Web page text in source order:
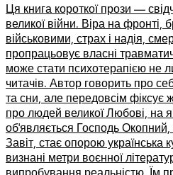
Ця книга короткої прози —
великої війни. Віра на фронті,
військовими, страх і надія,
пропрацьовує власні
може стати психотерапією не
читачів. Автор говорить про
та сни, але передовсім фіксує
про людей великої Любові, на
обʼявляється Господь
Завіт, стає опорою українська
визнані метри воєнної
випробування реальністю. Їм